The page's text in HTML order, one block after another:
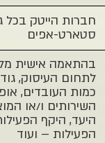
חברות הייטק בכל
סטארט-אפים
בהתאמה אישית
לתחום העיסוק,
כמות העובדים,
השירותים ו/או
היעד, היקף
הפעילות – ועוד